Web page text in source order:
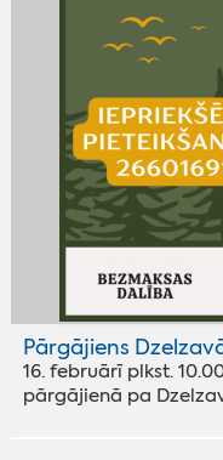
Pārgājiens
16. februārī plkst.
pārgājienā pa